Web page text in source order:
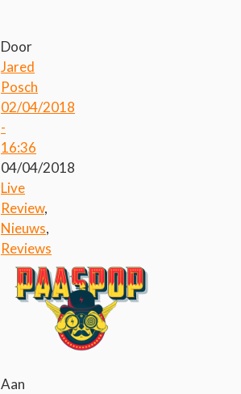
Door
Jared
Posch
02/04/2018
-
16:36
04/04/2018
Live
Review,
Nieuws,
Reviews
Aan